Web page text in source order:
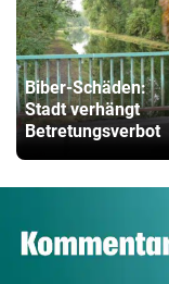
Biber-Schäden:
Stadt verhängt
Betretungsverbot